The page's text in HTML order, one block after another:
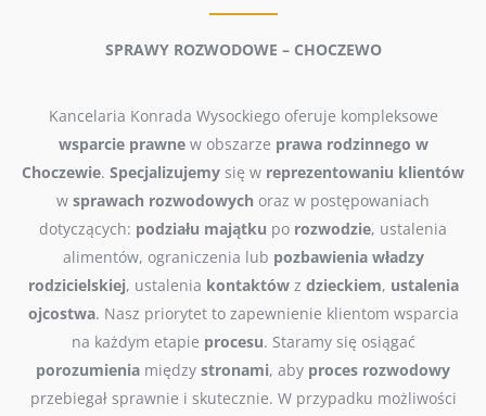
SPRAWY ROZWODOWE – CHOCZEWO
Kancelaria Konrada Wysockiego oferuje kompleksowe
wsparcie prawnew obszarze prawa rodzinnego w
Choczewie. Specjalizujemy się w reprezentowaniu klientów
w sprawach rozwodowych oraz w postępowaniach
dotyczących: podziału majątku po rozwodzie, ustalenia
alimentów, ograniczenia lub pozbawienia władzy
rodzicielskiej, ustalenia kontaktówz dzieckiem, ustalenia
ojcostwa. Nasz priorytet to zapewnienie klientom wsparcia
na każdym etapie procesu. Staramy się osiągać
porozumienia między stronami, aby proces rozwodowy
przebiegał sprawnie i skutecznie. W przypadku możliwości